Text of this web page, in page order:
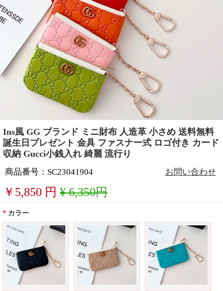
Ins風 GG ブランド ミニ財布 人造革 小さめ 送料無料
誕生日プレゼント 金具 ファスナー式 ロゴ付き カード
収納 Gucci小銭入れ 綺麗 流行り
商品番号：SC23041904 お問い合わせ
￥ 5,850 円 ¥ 6,350円
* カラー